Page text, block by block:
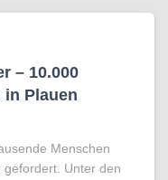
– 10.000
in Plauen
Menschen
Unter den